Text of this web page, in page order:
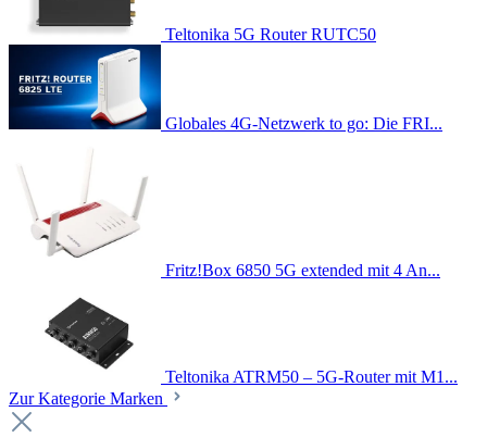
Teltonika 5G Router RUTC50
Globales 4G-Netzwerk to go: Die FRI...
Fritz!Box 6850 5G extended mit 4 An...
Teltonika ATRM50 – 5G-Router mit M1...
Zur Kategorie Marken